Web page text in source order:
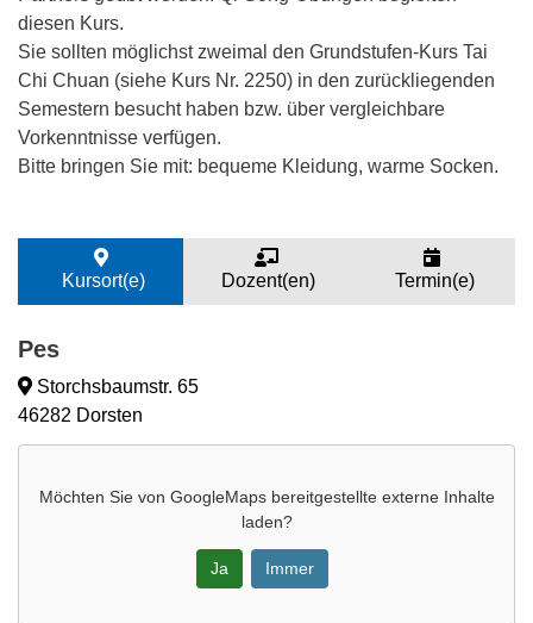
diesen Kurs.
Sie sollten möglichst zweimal den Grundstufen-Kurs Tai
Chi Chuan (siehe Kurs Nr. 2250) in den zurückliegenden
Semestern besucht haben bzw. über vergleichbare
Vorkenntnisse verfügen.
Bitte bringen Sie mit: bequeme Kleidung, warme Socken.
Kursort(e) Dozent(en) Termin(e)
Pes
Storchsbaumstr. 65
46282 Dorsten
Möchten Sie von GoogleMapsbereitgestellte externe Inhalte
laden?
Ja Immer